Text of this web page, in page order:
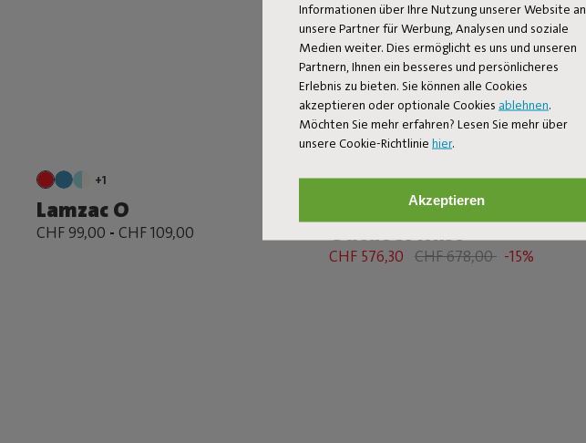
Informationen über Ihre Nutzung unserer Website an
unsere Partner für Werbung, Analysen und soziale
Medien weiter. Dies ermöglicht es uns und unseren
Partnern, Ihnen ein besseres und persönlicheres
Erlebnis zu bieten. Sie können alle Cookies
akzeptieren oder optionale Cookies ablehnen.
Möchten Sie mehr erfahren? Lesen Sie mehr über
unsere Cookie-Richtlinie hier.
Akzeptieren
+1
Lamzac O
CHF 99,00 - CHF 109,00
+6
Rock 'n Roll + Original
Outdoor Mist
CHF 576,30 CHF 678,00 -15%